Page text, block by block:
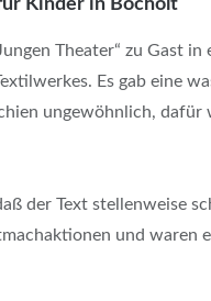
Theater“ zu Gast
Es gab eine
ungewöhnlich,
der Text stellenweise
und waren